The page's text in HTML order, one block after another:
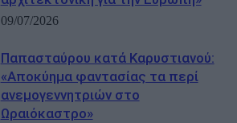
09/07/2026
Παπασταύρου κατά Καρυστιανού:
«Αποκύημα φαντασίας τα περί
ανεμογεννητριών στο
Ωραιόκαστρο»